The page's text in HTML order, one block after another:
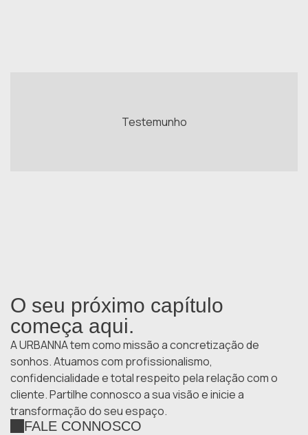
Testemunho
O seu próximo capítulo
começa aqui.
A URBANNA tem como missão a concretização de
sonhos. Atuamos com profissionalismo,
confidencialidade e total respeito pela relação com o
cliente. Partilhe connosco a sua visão e inicie a
transformação do seu espaço.
FALE CONNOSCO